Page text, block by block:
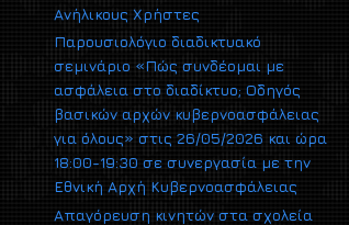
Ανήλικους Χρήστες
Παρουσιολόγιο διαδικτυακό
σεμινάριο «Πώς συνδέομαι με
ασφάλεια στο διαδίκτυο; Οδηγός
βασικών αρχών κυβερνοασφάλειας
για όλους» στις 26/05/2026 και ώρα
18:00-19:30 σε συνεργασία με την
Εθνική Αρχή Κυβερνοασφάλειας
Απαγόρευση κινητών στα σχολεία